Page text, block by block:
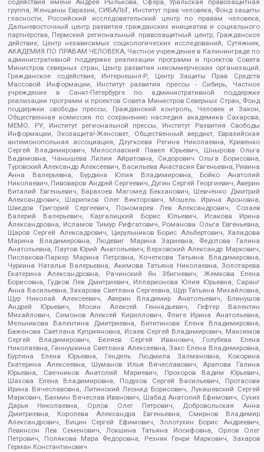
содействия имени Андрея Рылькова, Сфера, Уральская правозащитная
группа, Женщины Евразии, СИБАЛЬТ, Институт прав человека, Фонд защиты
гласности, Российский исследовательский центр по правам человека,
Дальневосточный центр развития гражданских инициатив и социального
партнерства, Пермский региональный правозащитный центр, Гражданское
действие, Центр независимых социологических исследований, Сутяжник,
АКАДЕМИЯ ПО ПРАВАМ ЧЕЛОВЕКА, Частное учреждение в Калининграде по
административной поддержке реализации программ и проектов Совета
Министров северных стран, Центр развития некоммерческих организаций,
Гражданское содействие, Интернешнл-Р, Центр Защиты Прав Средств
Массовой Информации, Институт развития прессы - Сибирь, Частное
учреждение в Санкт-Петербурге по административной поддержке
реализации программ и проектов Совета Министров Северных Стран, Фонд
поддержки свободы прессы, Гражданский контроль, Человек и Закон,
Общественная комиссия по сохранению наследия академика Сахарова,
МЕМО. РУ, Институт региональной прессы, Институт Развития Свободы
Информации, Экозащита!-Женсовет, Общественный вердикт, Евразийская
антимонопольная ассоциация, Дзугкоева Регина Николаевна, Кривенко
Сергей Владимирович, Милославский Павел Юрьевич, Шнырова Ольга
Вадимовна, Чанышева Лилия Айратовна, Сидорович Ольга Борисовна,
Туровский Александр Алексеевич, Васильева Анастасия Евгеньевна, Ривина
Анна Валерьевна, Бурдина Юлия Владимировна, Бойко Анатолий
Николаевич, Пивоваров Андрей Сергеевич, Дугин Сергей Георгиевич, Аверин
Виталий Евгеньевич, Барахоев Магомед Бекханович, Шевченко Дмитрий
Александрович, Шарипков Олег Викторович, Мошель Ирина Ароновна,
Шведов Григорий Сергеевич, Пономарев Лев Александрович, Созаев
Валерий Валерьевич, Каргалицкий Борис Юльевич, Исакова Ирина
Александровна, Исламов Тимур Рифгатович, Романова Ольга Евгеньевна,
Щаров Сергей Алексадрович, Цирульников Борис Альбертович, Халидова
Марина Владимировна, Людевиг Марина Зариевна, Федотова Галина
Анатольевна, Паутов Юрий Анатольевич, Верховский Александр Маркович,
Пислакова-Паркер Марина Петровна, Кочеткова Татьяна Владимировна,
Чуркина Наталья Валерьевна, Акимова Татьяна Николаевна, Золотарева
Екатерина Александровна, Рачинский Ян Збигневич, Жемкова Елена
Борисовна, Гудков Лев Дмитриевич, Илларионова Юлия Юрьевна, Саранг
Анна Васильевна, Захарова Светлана Сергеевна, Щур Татьяна Михайловна,
Щур Николай Алексеевич, Аверин Владимир Анатольевич, Блинушов
Андрей Юрьевич, Мосин Алексей Геннадьевич, Гефтер Валентин
Михайлович, Симонов Алексей Кириллович, Флиге Ирина Анатольевна,
Мельникова Валентина Дмитриевна, Вититинова Елена Владимировна,
Баженова Светлана Куприяновна, Исаев Сергей Владимирович, Максимов
Сергей Владимирович, Беляев Сергей Иванович, Голубева Елена
Николаевна, Ганнушкина Светлана Алексеевна, Закс Елена Владимировна,
Буртина Елена Юрьевна, Гендель Людмила Залмановна, Кокорина
Екатерина Алексеевна, Шуманов Илья Вячеславович, Арапова Галина
Юрьевна, Свечников Анатолий Мариевич, Прохоров Вадим Юрьевич,
Шахова Елена Владимировна, Подузов Сергей Васильевич, Протасова
Ирина Вячеславовна, Литинский Леонид Борисович, Лукашевский Сергей
Маркович, Бахмин Вячеслав Иванович, Шабад Анатолий Ефимович, Сухих
Дарья Николаевна, Орлов Олег Петрович, Добровольская Анна
Дмитриевна, Королева Александра Евгеньевна, Смирнов Владимир
Александрович, Вицин Сергей Ефимович, Золотухин Борис Андреевич,
Левинсон Лев Семенович, Локшина Татьяна Иосифовна, Орлов Олег
Петрович, Полякова Мара Федоровна, Резник Генри Маркович, Захаров
Герман Константинович